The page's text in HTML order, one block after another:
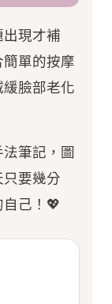
現才補
單的按摩
臉部老化
筆記，圖
要幾分
己！💖